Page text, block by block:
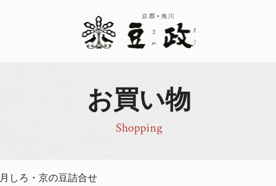
お買い物
Shopping
月しろ・京の豆詰合せ